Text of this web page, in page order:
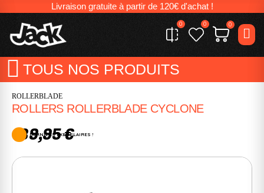
Livraison gratuite à partir de 120€ d'achat !
0 0 0
TOUS NOS PRODUITS
ROLLERBLADE
ROLLERS ROLLERBLADE CYCLONE
139,95 €
DERNIERS EXEMPLAIRES !